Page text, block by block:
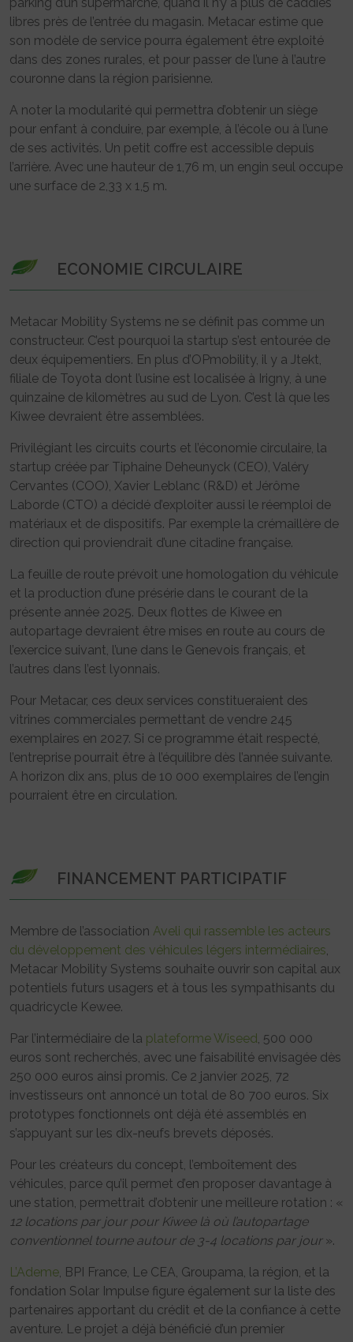
parking d’un supermarché, quand il n’y a plus de caddies
libres près de l’entrée du magasin. Metacar estime que
son modèle de service pourra également être exploité
dans des zones rurales, et pour passer de l’une à l’autre
couronne dans la région parisienne.
A noter la modularité qui permettra d’obtenir un siège
pour enfant à conduire, par exemple, à l’école ou à l’une
de ses activités. Un petit coffre est accessible depuis
l’arrière. Avec une hauteur de 1,76 m, un engin seul occupe
une surface de 2,33 x 1,5 m.
ECONOMIE CIRCULAIRE
Metacar Mobility Systems ne se définit pas comme un
constructeur. C’est pourquoi la startup s’est entourée de
deux équipementiers. En plus d’OPmobility, il y a Jtekt,
filiale de Toyota dont l’usine est localisée à Irigny, à une
quinzaine de kilomètres au sud de Lyon. C’est là que les
Kiwee devraient être assemblées.
Privilégiant les circuits courts et l’économie circulaire, la
startup créée par Tiphaine Deheunyck (CEO), Valéry
Cervantes (COO), Xavier Leblanc (R&D) et Jérôme
Laborde (CTO) a décidé d’exploiter aussi le réemploi de
matériaux et de dispositifs. Par exemple la crémaillère de
direction qui proviendrait d’une citadine française.
La feuille de route prévoit une homologation du véhicule
et la production d’une présérie dans le courant de la
présente année 2025. Deux flottes de Kiwee en
autopartage devraient être mises en route au cours de
l’exercice suivant, l’une dans le Genevois français, et
l’autres dans l’est lyonnais.
Pour Metacar, ces deux services constitueraient des
vitrines commerciales permettant de vendre 245
exemplaires en 2027. Si ce programme était respecté,
l’entreprise pourrait être à l’équilibre dès l’année suivante.
A horizon dix ans, plus de 10 000 exemplaires de l’engin
pourraient être en circulation.
FINANCEMENT PARTICIPATIF
Membre de l’association Aveli qui rassemble les acteurs
du développement des véhicules légers intermédiaires,
Metacar Mobility Systems souhaite ouvrir son capital aux
potentiels futurs usagers et à tous les sympathisants du
quadricycle Kewee.
Par l’intermédiaire de la plateforme Wiseed, 500 000
euros sont recherchés, avec une faisabilité envisagée dès
250 000 euros ainsi promis. Ce 2 janvier 2025, 72
investisseurs ont annoncé un total de 80 700 euros. Six
prototypes fonctionnels ont déjà été assemblés en
s’appuyant sur les dix-neufs brevets déposés.
Pour les créateurs du concept, l’emboîtement des
véhicules, parce qu’il permet d’en proposer davantage à
une station, permettrait d’obtenir une meilleure rotation : «
12 locations par jour pour Kiwee là où l’autopartage
conventionnel tourne autour de 3-4 locations par jour».
L’Ademe, BPI France, Le CEA, Groupama, la région, et la
fondation Solar Impulse figure également sur la liste des
partenaires apportant du crédit et de la confiance à cette
aventure. Le projet a déjà bénéficié d’un premier